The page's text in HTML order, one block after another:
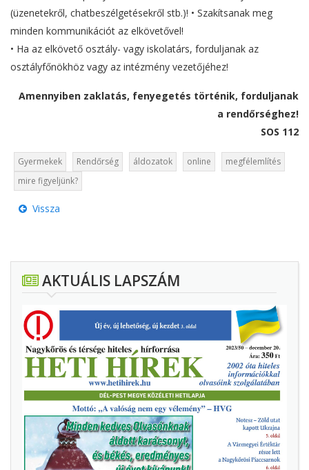
(üzenetekről, chatbeszélgetésekről stb.)! • Szakítsanak meg
minden kommunikációt az elkövetővel!
• Ha az elkövető osztály- vagy iskolatárs, forduljanak az
osztályfőnökhöz vagy az intézmény vezetőjéhez!
Amennyiben zaklatás, fenyegetés történik, forduljanak
a rendőrséghez!
SOS 112
Gyermekek Rendőrség áldozatok online
megfélemlítés
mire figyeljünk?
Vissza
AKTUÁLIS LAPSZÁM